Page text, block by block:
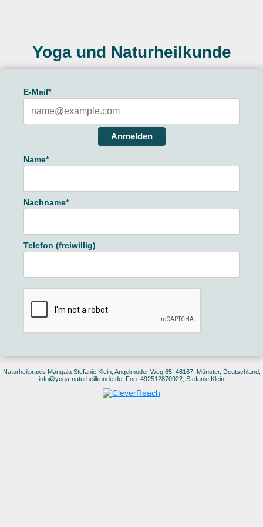
Yoga und Naturheilkunde
E-Mail*
Anmelden
Name*
Nachname*
Telefon (freiwillig)
Naturheilpraxis Mangala Stefanie Klein, Angelmoder Weg 65, 48167, Münster, Deutschland,
info@yoga-naturheilkunde.de, Fon: 492512870922, Stefanie Klein